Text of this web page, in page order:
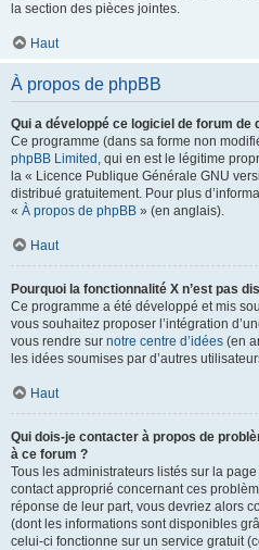
la section des pièces jointes.
Haut
À propos de phpBB
Qui a développé ce logiciel de forum de
Ce programme (dans sa forme non
phpBB Limited , qui en est le légitime
la « Licence Publique Générale GNU
distribué gratuitement. Pour plus
« À propos de phpBB » (en anglais).
Haut
Pourquoi la fonctionnalité X n’est pas
Ce programme a été développé et mis
vous souhaitez proposer l’intégration
vous rendre sur notre centre d’idées (en
les idées soumises par d’autres
Haut
Qui dois-je contacter à propos de
à ce forum ?
Tous les administrateurs listés sur la
contact approprié concernant ces
réponse de leur part, vous devriez alors
(dont les informations sont disponibles
celui-ci fonctionne sur un service gratuit